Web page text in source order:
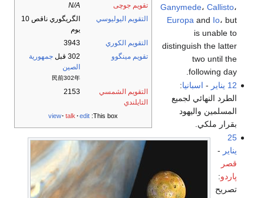
تقويم جوچى
N/A
التقويم اليوليوسي
الگريگوري ناقص 10
يوم
التقويم الكوري
3943
تقويم مينگوو
302 قبل
جمهورية
الصين
民前302年
التقويم الشمسي
التايلندي
2153
This box:
view talk edit
Ganymede، Callisto،
Europa and Io، but
is unable to
distinguish the latter
two until the
following day.
12 يناير
- اسبانيا:
الطرد النهائي لجميع
المسلمين واليهود
بقرار ملكي.
25
يناير -
قصر
پاردو:
تصريح